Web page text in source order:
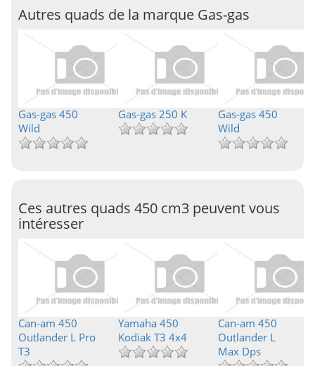
Autres quads de la marque Gas-gas
Gas-gas 450
Wild
Gas-gas 250 K
Gas-gas 450
Wild
Ces autres quads 450 cm3 peuvent vous
intéresser
Can-am 450
Outlander L Pro
T3
Yamaha 450
Kodiak T3 4x4
Can-am 450
Outlander L
Max Dps